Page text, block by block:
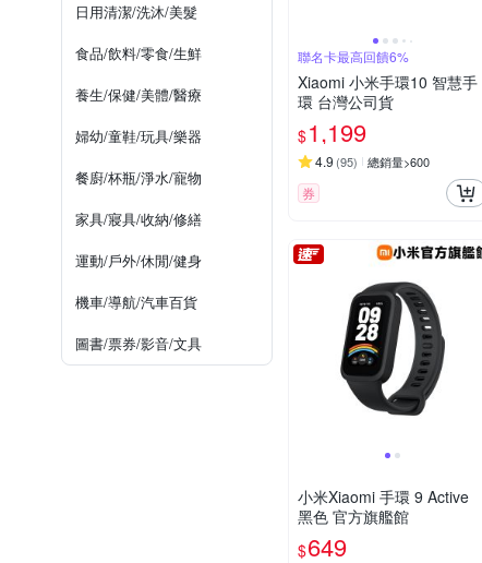
日用清潔/洗沐/美髮
食品/飲料/零食/生鮮
養生/保健/美體/醫療
婦幼/童鞋/玩具/樂器
餐廚/杯瓶/淨水/寵物
家具/寢具/收納/修繕
運動/戶外/休閒/健身
機車/導航/汽車百貨
圖書/票券/影音/文具
聯名卡最高回饋6%
Xiaomi 小米手環10 智慧手
環 台灣公司貨
$1,199
4.9 (95) 總銷量>600
券
小米Xiaomi 手環 9 Active
黑色 官方旗艦館
$649